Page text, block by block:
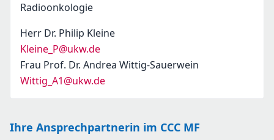
Radioonkologie
Herr Dr. Philip Kleine
Kleine_P@ukw.de
Frau Prof. Dr. Andrea Wittig-Sauerwein
Wittig_A1@ukw.de
Ihre Ansprechpartnerin im CCC MF